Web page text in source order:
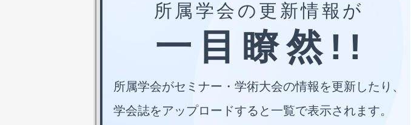
所属学会の更新情報が
一目瞭然!!
所属学会がセミナー・学術大会の情報を更新したり、
学会誌をアップロードすると一覧で表示されます。